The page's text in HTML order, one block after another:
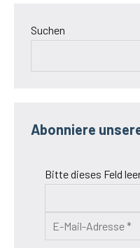
Suchen
Abonniere
Bitte dieses Feld